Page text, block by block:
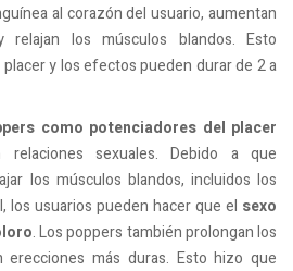
al corazón del usuario, aumentan
relajan los músculos blandos. Esto
y los efectos pueden durar de 2 a
como potenciadores del placer
sexuales. Debido a que
los músculos blandos, incluidos los
los usuarios pueden hacer que el sexo
. Los poppers también prolongan los
erecciones más duras. Esto hizo que